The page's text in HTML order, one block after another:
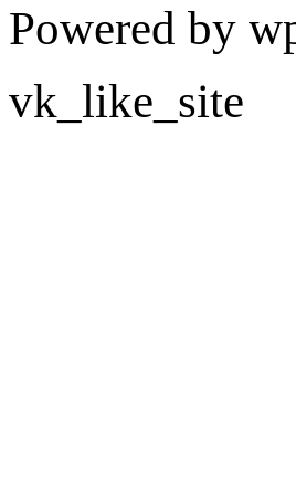
Powered by
vk_like_site